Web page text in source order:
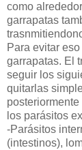
como
garrapatas
Para evitar
garrapatas. El
seguir los
quitarlas
los parásitos
-Parásitos
(intestinos),